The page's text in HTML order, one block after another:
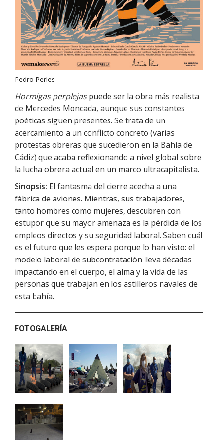
Pedro Perles
Hormigas perplejaspuede ser la obra más realista
de Mercedes Moncada, aunque sus constantes
poéticas siguen presentes. Se trata de un
acercamiento a un conflicto concreto (varias
protestas obreras que sucedieron en la Bahía de
Cádiz) que acaba reflexionando a nivel global sobre
la lucha obrera actual en un marco ultracapitalista.
Sinopsis: El fantasma del cierre acecha a una
fábrica de aviones. Mientras, sus trabajadores,
tanto hombres como mujeres, descubren con
estupor que su mayor amenaza es la pérdida de los
empleos directos y su seguridad laboral. Saben cuál
es el futuro que les espera porque lo han visto: el
modelo laboral de subcontratación lleva décadas
impactando en el cuerpo, el alma y la vida de las
personas que trabajan en los astilleros navales de
esta bahía.
FOTOGALERÍA